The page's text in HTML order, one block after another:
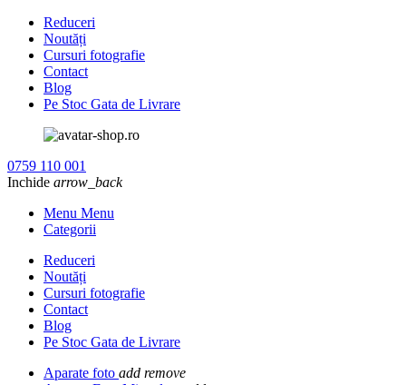
Reduceri
Noutăți
Cursuri fotografie
Contact
Blog
Pe Stoc Gata de Livrare
0759 110 001
Inchide arrow_back
Menu Menu
Categorii
Reduceri
Noutăți
Cursuri fotografie
Contact
Blog
Pe Stoc Gata de Livrare
Aparate foto add remove